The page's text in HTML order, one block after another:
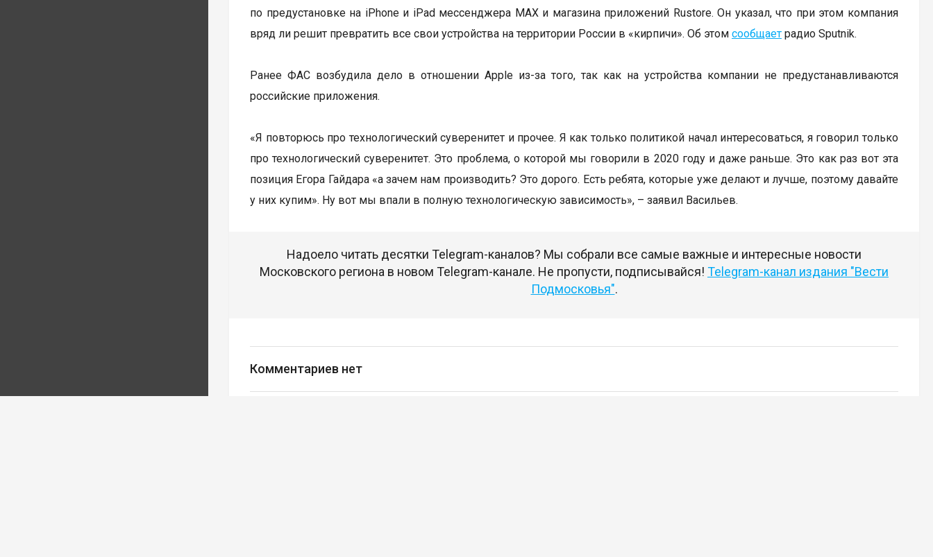
по предустановке на iPhone и iPad мессенджера MAX и магазина приложений Rustore. Он указал, что при этом компания
вряд ли решит превратить все свои устройства на территории России в «кирпичи». Об этом сообщает радио Sputnik.
Ранее ФАС возбудила дело в отношении Apple из-за того, так как на устройства компании не предустанавливаются
российские приложения.
«Я повторюсь про технологический суверенитет и прочее. Я как только политикой начал интересоваться, я говорил только
про технологический суверенитет. Это проблема, о которой мы говорили в 2020 году и даже раньше. Это как раз вот эта
позиция Егора Гайдара «а зачем нам производить? Это дорого. Есть ребята, которые уже делают и лучше, поэтому давайте
у них купим». Ну вот мы впали в полную технологическую зависимость», – заявил Васильев.
Надоело читать десятки Telegram-каналов? Мы собрали все самые важные и интересные новости
Московского региона в новом Telegram-канале. Не пропусти, подписывайся! Telegram-канал издания "Вести
Подмосковья".
Комментариев нет